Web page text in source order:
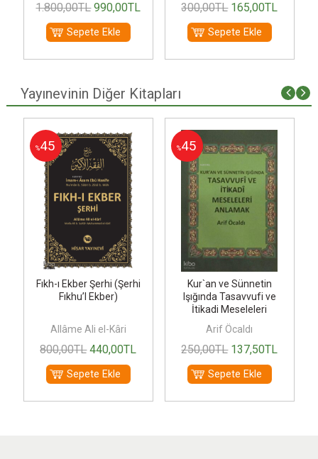
1.800,00TL 990,00TL
Sepete Ekle
300,00TL 165,00TL
Sepete Ekle
Yayınevinin Diğer Kitapları
%45
Fıkh-ı Ekber Şerhi (Şerhi
Fıkhu’l Ekber)
Allâme Ali el-Kâri
800,00TL 440,00TL
Sepete Ekle
%45
Kur`an ve Sünnetin
Işığında Tasavvufi ve
İtikadi Meseleleri
Anlamak
Arif Öcaldı
250,00TL 137,50TL
Sepete Ekle